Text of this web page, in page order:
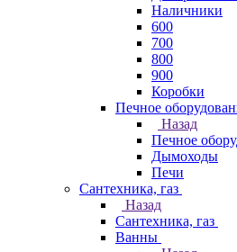
Наличники
600
700
800
900
Коробки
Печное
Назад
Печное
Дымоходы
Печи
Сантехника, газ
Назад
Сантехника, газ
Ванны